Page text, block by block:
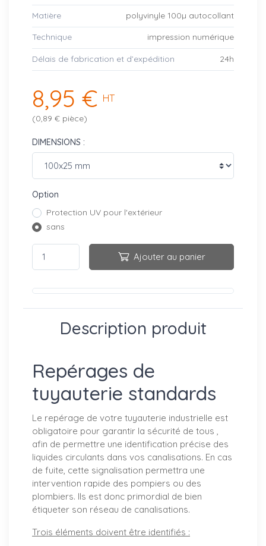
Matière polyvinyle 100µ autocollant
Technique impression numérique
Délais de fabrication et d’expédition 24h
8,95 € HT
(0,89 € pièce)
DIMENSIONS :
Option
Protection UV pour l'extérieur
sans
Ajouter au panier
Description produit
Repérages de
tuyauterie standards
Le repérage de votre tuyauterie industrielle est
obligatoire pour garantir la sécurité de tous ,
afin de permettre une identification précise des
liquides circulants dans vos canalisations. En cas
de fuite, cette signalisation permettra une
intervention rapide des pompiers ou des
plombiers. Ils est donc primordial de bien
étiqueter son réseau de canalisations.
Trois éléments doivent être identifiés :